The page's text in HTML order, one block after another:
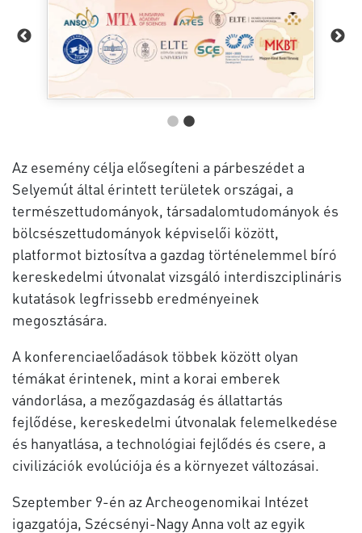
Az esemény célja elősegíteni a párbeszédet a
Selyemút által érintett területek országai, a
természettudományok, társadalomtudományok és
bölcsészettudományok képviselői között,
platformot biztosítva a gazdag történelemmel bíró
kereskedelmi útvonalat vizsgáló interdiszciplináris
kutatások legfrissebb eredményeinek
megosztására.
A konferenciaelőadások többek között olyan
témákat érintenek, mint a korai emberek
vándorlása, a mezőgazdaság és állattartás
fejlődése, kereskedelmi útvonalak felemelkedése
és hanyatlása, a technológiai fejlődés és csere, a
civilizációk evolúciója és a környezet változásai.
Szeptember 9-én az Archeogenomikai Intézet
igazgatója, Szécsényi-Nagy Anna volt az egyik